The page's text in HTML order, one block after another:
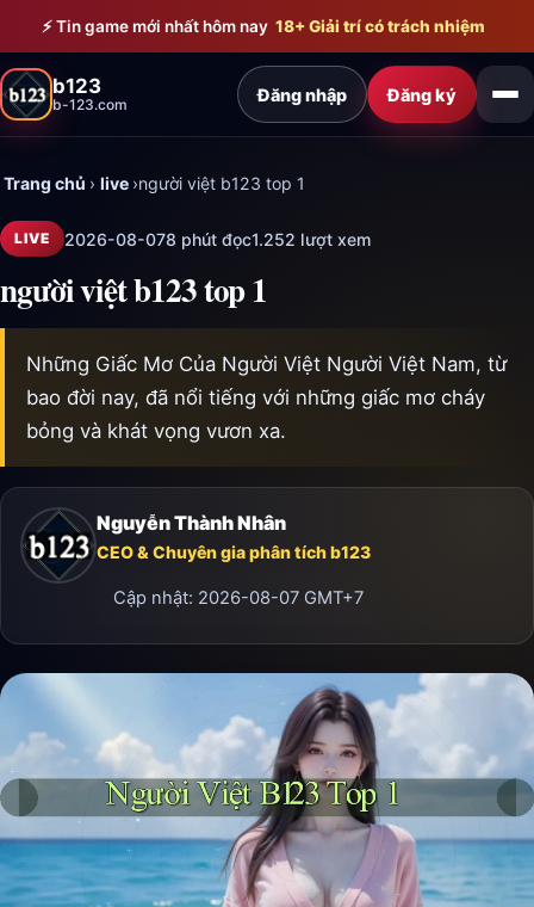
Bỏ qua đến nội dung chính
⚡ Tin game mới nhất hôm nay 18+ Giải trí có trách nhiệm
b123
b-123.com Đăng nhập Đăng ký
Trang chủ › live ›người việt b123 top 1
LIVE 2026-08-078 phút đọc1.252 lượt xem
người việt b123 top 1
Những Giấc Mơ Của Người Việt Người Việt Nam, từ
bao đời nay, đã nổi tiếng với những giấc mơ cháy
bỏng và khát vọng vươn xa.
Nguyễn Thành Nhân
CEO & Chuyên gia phân tích b123
Cập nhật: 2026-08-07 GMT+7